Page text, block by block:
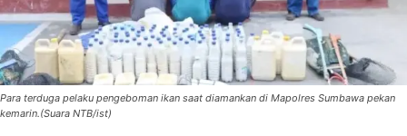
Para terduga pelaku pengeboman ikan saat diamankan di Mapolres Sumbawa pekan
kemarin.(Suara NTB/ist)